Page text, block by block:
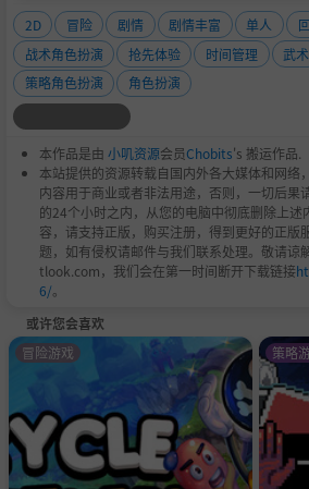
2D 冒险 剧情 剧情丰富 单人
战术角色扮演
抢先体验 时间管理 武术
策略角色扮演
角色扮演
本作品是由 小叽资源会员Chobits's 搬运作品.
本站提供的资源转载自国内外各大媒体和网络
内容用于商业或者非法用途，否则，一切后果
的24个小时之内，从您的电脑中彻底删除上述
容，请支持正版，购买注册，得到更好的正版
题，如有侵权请邮件与我们联系处理。敬请谅
tlook.com，我们会在第一时间断开下载链接
6/。
或许您会喜欢
冒险游戏 策略